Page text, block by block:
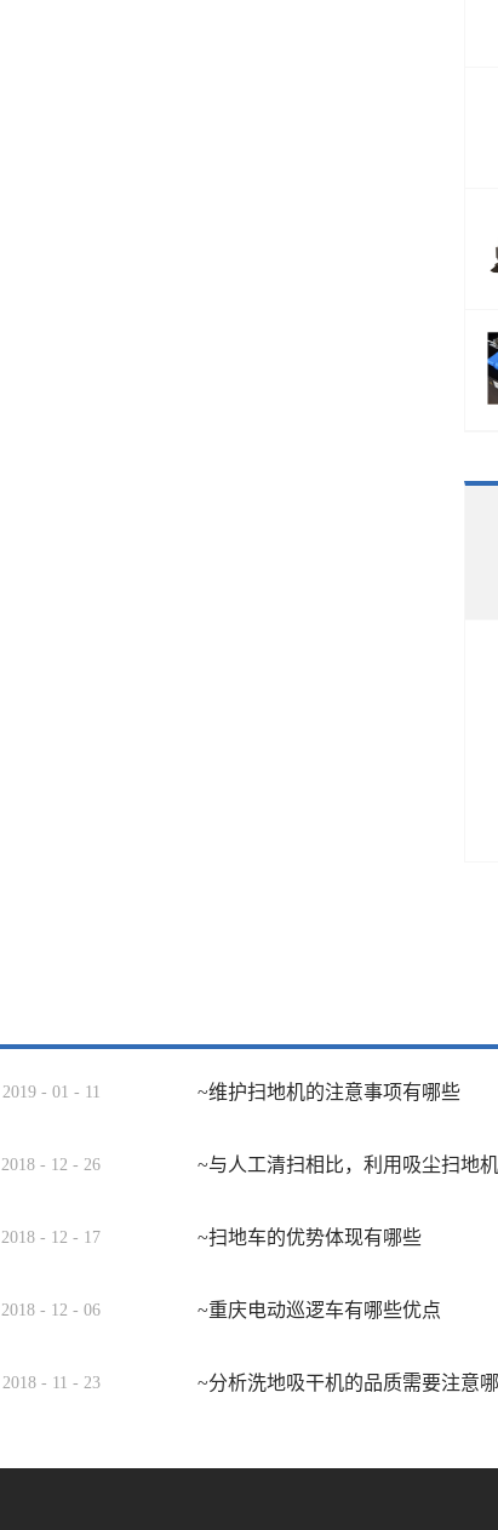
2019 - 01 - 11 ~维护扫地机的注意事项有哪些
2018 - 12 - 26 ~与人工清扫相比，利用吸尘扫地
2018 - 12 - 17 ~扫地车的优势体现有哪些
2018 - 12 - 06 ~重庆电动巡逻车有哪些优点
2018 - 11 - 23 ~分析洗地吸干机的品质需要注意